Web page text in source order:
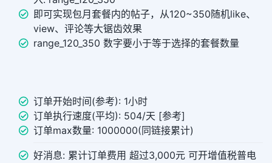
即可实现包月套餐内的帖子，从120~350随机like、
view、评论等大锯齿效果
range_120_350 数字要小于等于选择的套餐数量
订单开始时间(参考): 1小时
订单执行速度(平均): 504/天 [参考]
订单max数量: 1000000(同链接累计)
好消息: 累计订单费用 超过3,000元 可开增值税普电